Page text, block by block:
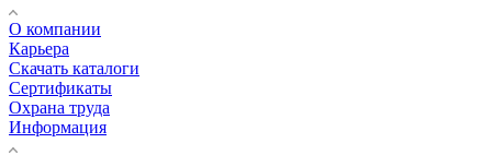
О компании
Карьера
Cкачать каталоги
Сертификаты
Охрана труда
Информация